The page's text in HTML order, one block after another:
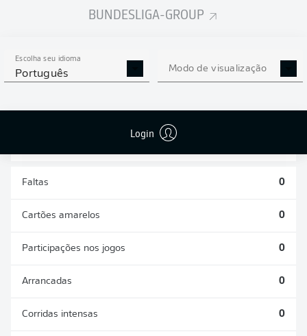
BUNDESLIGA-GROUP
Escolha seu idioma
Português Modo de visualização
Login
ESTATÍSTICAS DA
TEMPORADA 2026/2027
Faltas 0
Cartões amarelos 0
Participações nos jogos 0
Arrancadas 0
Corridas intensas 0